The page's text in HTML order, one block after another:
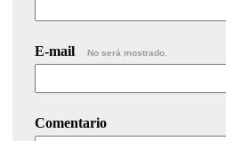
E-mail No será mostrado.
Comentario